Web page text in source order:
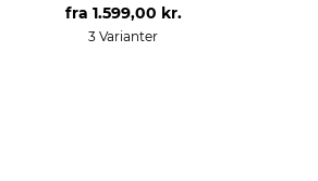
fra 1.599,00 kr.
3 Varianter